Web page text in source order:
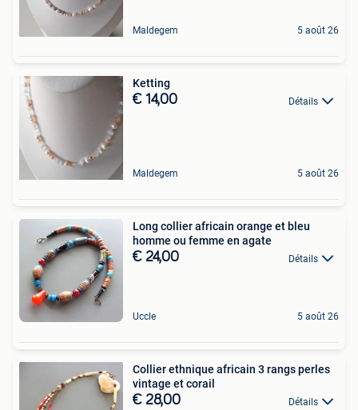
Maldegem 5 août 26
Ketting
€ 14,00 Détails
Maldegem 5 août 26
Long collier africain orange et bleu
homme ou femme en agate
€ 24,00 Détails
Uccle 5 août 26
Collier ethnique africain 3 rangs perles
vintage et corail
€ 28,00 Détails